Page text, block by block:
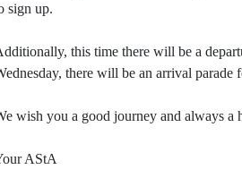
sign up.
this time there will be a
there will be an arrival
wish you a good journey and always a
AStA